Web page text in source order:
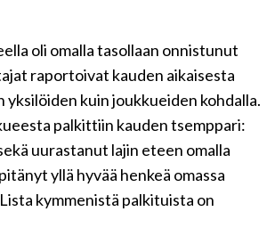
oli omalla tasollaan onnistunut
raportoivat kauden aikaisesta
yksilöiden kuin joukkueiden kohdalla.
palkittiin kauden tsemppari:
uurastanut lajin eteen omalla
yllä hyvää henkeä omassa
kymmenistä palkituista on